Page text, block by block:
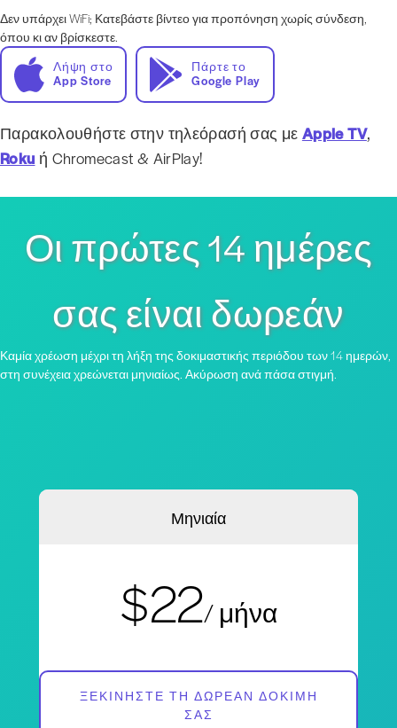
Δεν υπάρχει WiFi; Κατεβάστε βίντεο για προπόνηση χωρίς σύνδεση,
όπου κι αν βρίσκεστε.
Λήψη στο
App Store
Πάρτε το
Google Play
Παρακολουθήστε στην τηλεόρασή σας με Apple TV,
Roku ή Chromecast & AirPlay!
Οι πρώτες 14 ημέρες
σας είναι δωρεάν
Καμία χρέωση μέχρι τη λήξη της δοκιμαστικής περιόδου των 14 ημερών,
στη συνέχεια χρεώνεται μηνιαίως. Ακύρωση ανά πάσα στιγμή.
Μηνιαία
$22/ μήνα
ΞΕΚΙΝΉΣΤΕ ΤΗ ΔΩΡΕΆΝ ΔΟΚΙΜΉ
ΣΑΣ